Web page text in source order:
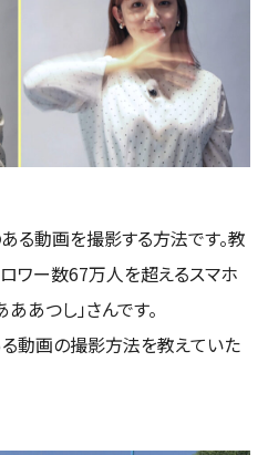
る動画を撮影する方法です。教
ロワー数67万人を超えるスマホ
あつし」さんです。
動画の撮影方法を教えていた